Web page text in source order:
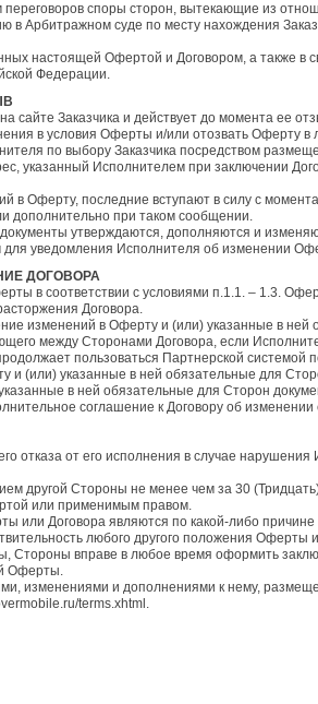
переговоров споры сторон, вытекающие из
в Арбитражном суде по месту нахождения
настоящей Офертой и Договором, а также в
Федерации.
сайте Заказчика и действует до момента ее
в условия Оферты и/или отозвать Оферту
по выбору Заказчика посредством
указанный Исполнителем при заключении
в Оферту, последние вступают в силу с
дополнительно при таком сообщении.
утверждаются, дополняются и
уведомления Исполнителя об изменении
ДОГОВОРА
в соответствии с условиями п.1.1. – 1.3.
Договора.
изменений в Оферту и (или) указанные в
между Сторонами Договора, если
пользоваться Партнерской системой
и (или) указанные в ней обязательные для
в ней обязательные для Сторон
соглашение к Договору об изменении
отказа от его исполнения в случае
другой Стороны не менее чем за 30
или применимым правом.
или Договора являются по какой-либо
любого другого положения Оферты
Стороны вправе в любое время оформить
Оферты.
изменениями и дополнениями к нему,
terms.xhtml.